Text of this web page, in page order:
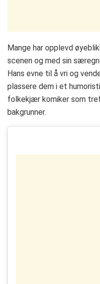
Mange har opplevd
scenen og med sin
Hans evne til å vri og
plassere dem i et
folkekjær komiker som
bakgrunner.